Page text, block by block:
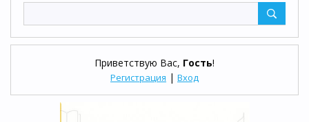
Приветствую Вас, Гость!
Регистрация | Вход